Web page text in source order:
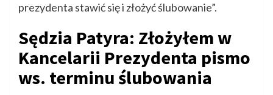
prezydenta stawić się i złożyć ślubowanie”.
Sędzia Patyra: Złożyłem w
Kancelarii Prezydenta pismo
ws. terminu ślubowania